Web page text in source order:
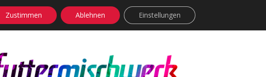
facebook
instagram
rss soundcloud
vimeoBluesky
Zustimmen Ablehnen Einstellungen